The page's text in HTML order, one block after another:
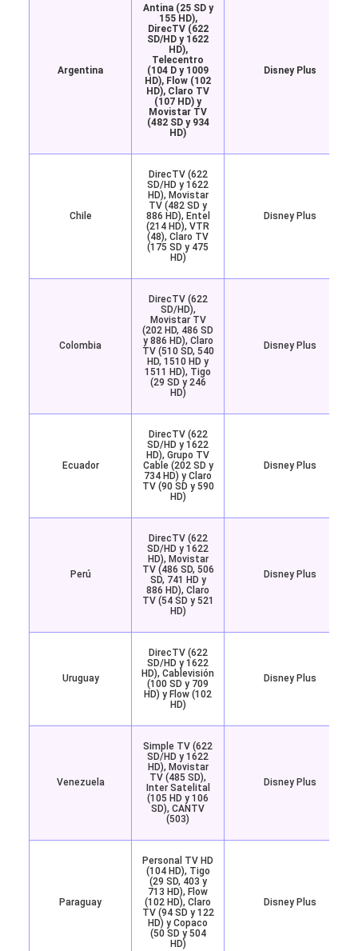
Argentina
Antina (25 SD y
155 HD),
DirecTV (622
SD/HD y 1622
HD),
Telecentro
(104 D y 1009
HD), Flow (102
HD), Claro TV
(107 HD) y
Movistar TV
(482 SD y 934
HD)
Disney Plus
Chile
DirecTV (622
SD/HD y 1622
HD), Movistar
TV (482 SD y
886 HD), Entel
(214 HD), VTR
(48), Claro TV
(175 SD y 475
HD)
Disney Plus
Colombia
DirecTV (622
SD/HD),
Movistar TV
(202 HD, 486 SD
y 886 HD), Claro
TV (510 SD, 540
HD, 1510 HD y
1511 HD), Tigo
(29 SD y 246
HD)
Disney Plus
Ecuador
DirecTV (622
SD/HD y 1622
HD), Grupo TV
Cable (202 SD y
734 HD) y Claro
TV (90 SD y 590
HD)
Disney Plus
Perú
DirecTV (622
SD/HD y 1622
HD), Movistar
TV (486 SD, 506
SD, 741 HD y
886 HD), Claro
TV (54 SD y 521
HD)
Disney Plus
Uruguay
DirecTV (622
SD/HD y 1622
HD), Cablevisión
(100 SD y 709
HD) y Flow (102
HD)
Disney Plus
Venezuela
Simple TV (622
SD/HD y 1622
HD), Movistar
TV (485 SD),
Inter Satelital
(105 HD y 106
SD), CANTV
(503)
Disney Plus
Paraguay
Personal TV HD
(104 HD), Tigo
(29 SD, 403 y
713 HD), Flow
(102 HD), Claro
TV (94 SD y 122
HD) y Copaco
(50 SD y 504
HD)
Disney Plus